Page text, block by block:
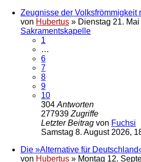
Zeugnisse der Volksfrömmigkeit
von Hubertus » Dienstag 21.
Sakramentskapelle
1
…
6
7
8
9
10
304 Antworten
277939 Zugriffe
Letzter Beitrag von Fuchsi
Samstag 8. August 2026,
Die »Alternative für
von Hubertus » Montag 12.